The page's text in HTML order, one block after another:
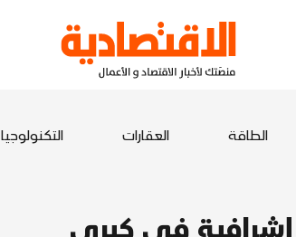
الطاقة العقارات التكنولوجيا
إشرافية في كبرى